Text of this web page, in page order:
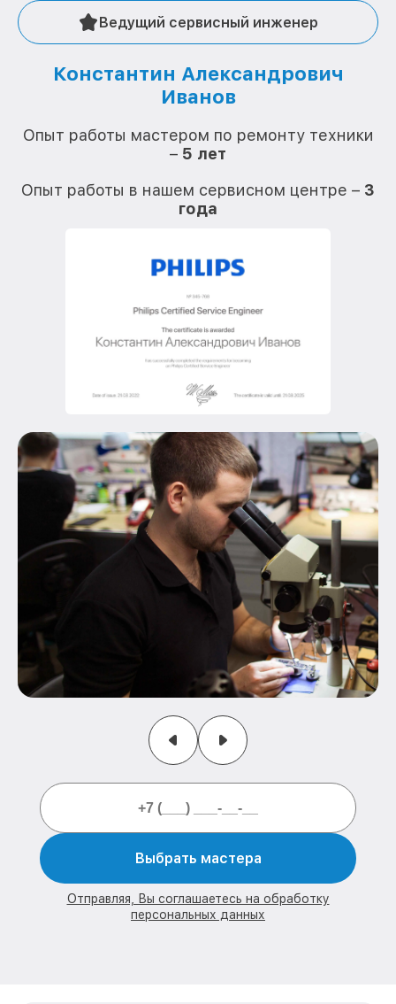
Ведущий сервисный инженер
Константин Александрович
Иванов
Опыт работы мастером по ремонту техники
– 5 лет
Опыт работы в нашем сервисном центре – 3
года
Выбрать мастера
Отправляя, Вы соглашаетесь на обработку
персональных данных